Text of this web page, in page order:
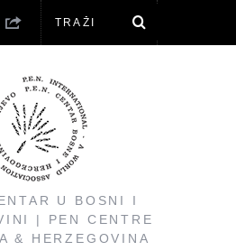
U BOSNI I
| PEN CENTRE
& HERZEGOVINA